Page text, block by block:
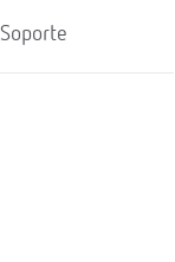
Soporte